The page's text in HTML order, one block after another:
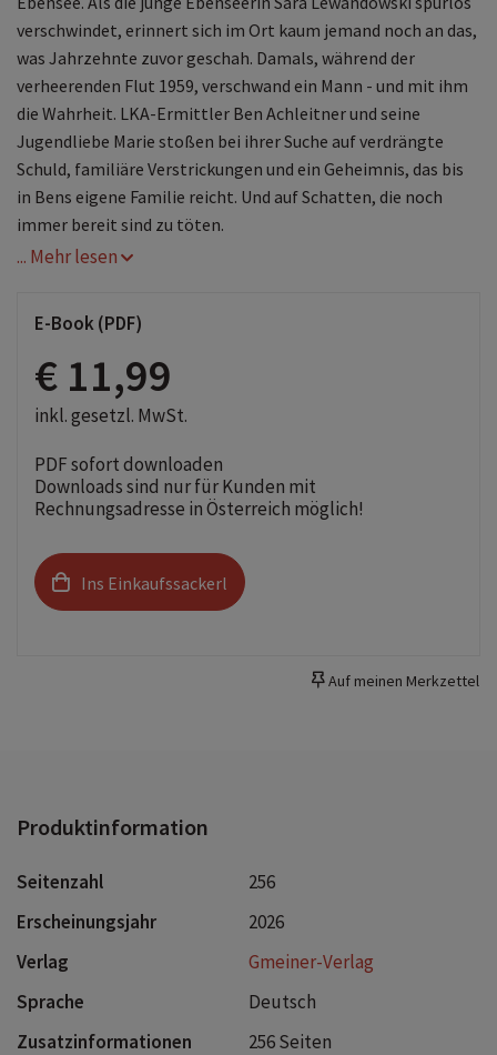
verschwindet, erinnert sich im Ort kaum jemand noch an das,
was Jahrzehnte zuvor geschah. Damals, während der
verheerenden Flut 1959, verschwand ein Mann - und mit ihm
die Wahrheit. LKA-Ermittler Ben Achleitner und seine
Jugendliebe Marie stoßen bei ihrer Suche auf verdrängte
Schuld, familiäre Verstrickungen und ein Geheimnis, das bis
in Bens eigene Familie reicht. Und auf Schatten, die noch
immer bereit sind zu töten.
... Mehr lesen
E-Book (PDF)
€ 11,99
inkl. gesetzl. MwSt.
PDF sofort downloaden
Downloads sind nur für Kunden mit
Rechnungsadresse in Österreich möglich!
Ins Einkaufssackerl
Auf meinen Merkzettel
Produktinformation
Seitenzahl
256
Erscheinungsjahr
2026
Verlag
Gmeiner-Verlag
Sprache
Deutsch
Zusatzinformationen
256 Seiten